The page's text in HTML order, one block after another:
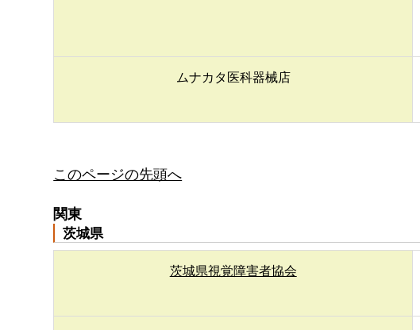
ムナカタ医科器械店
このページの先頭へ
関東
茨城県
茨城県視覚障害者協会